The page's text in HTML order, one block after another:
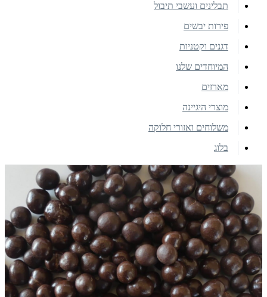
תבלינים ועשבי תיבול
פירות יבשים
דגנים וקטניות
המיוחדים שלנו
מארזים
מוצרי היגיינה
משלוחים ואזורי חלוקה
בלוג